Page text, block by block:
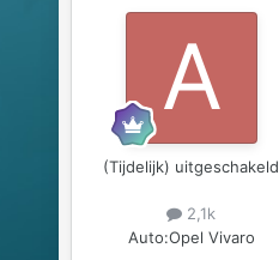
(Tijdelijk) uitgeschakeld
2,1k
Auto:Opel Vivaro